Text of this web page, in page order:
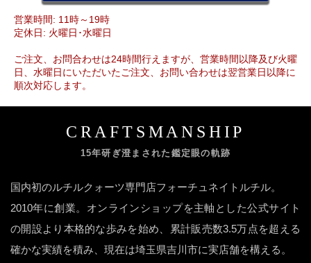
営業時間: 11時～19時
定休日: 火曜日･水曜日
ご注文、お問合わせは24時間行えますが、営業時間以降及び火曜
日、水曜日にいただいたご注文、お問い合わせは翌営業日以降に
順次対応します。
CRAFTSMANSHIP
15年研ぎ澄まされた鑑定眼の軌跡
国内初のルチルクォーツ専門店フォーチュネイトルチル。
2010年に創業。オンラインショップを主軸とした公式サイト
の開設より本格的な歩みを始め、累計販売数3.5万点を超える
確かな実績を積み、現在は埼玉県吉川市に実店舗を構える。